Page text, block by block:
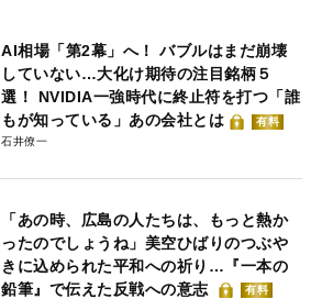
AI相場「第2幕」へ！ バブルはまだ崩壊
していない…大化け期待の注目銘柄５
選！ NVIDIA一強時代に終止符を打つ「誰
もが知っている」あの会社とは
有料
石井僚一
「あの時、広島の人たちは、もっと熱か
ったのでしょうね」美空ひばりのつぶや
きに込められた平和への祈り…『一本の
鉛筆』で伝えた反戦への意志
有料